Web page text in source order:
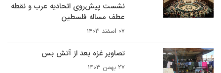
نشست پیش‌روی اتحادیه عرب و نقطه
عطف مساله فلسطین
۰۷ اسفند ۱۴۰۳
تصاویر غزه بعد از آتش بس
۲۷ بهمن ۱۴۰۳